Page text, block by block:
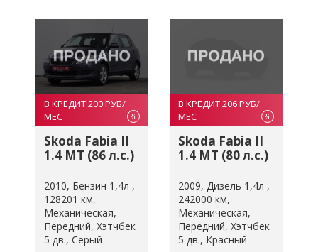
В КРЕДИТ 200 РУБ/
МЕС
%
Skoda Fabia II
1.4 MT (86 л.с.)
2010 Бензин 1,4л
128201 км
Механическая
Передний Хэтчбек
5 дв. Серый
В КРЕДИТ 206 РУБ/
МЕС
%
Skoda Fabia II
1.4 MT (80 л.с.)
2009 Дизель 1,4л
242000 км
Механическая
Передний Хэтчбек
5 дв. Красный